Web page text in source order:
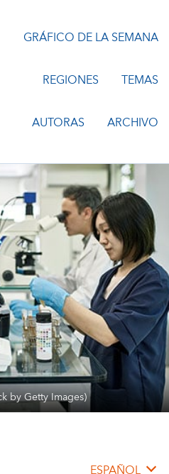
GRÁFICO DE LA SEMANA
REGIONES TEMAS
AUTORAS ARCHIVO
by Getty Images)